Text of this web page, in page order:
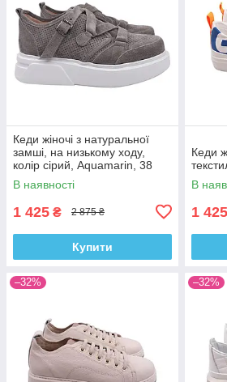
Кеди жіночі з натуральної
замші, на низькому ходу,
колір сірий, Aquamarin, 38
В наявності
1 425 ₴ 2 875 ₴
Купити
Кеди
В
1 425
–32% –32%